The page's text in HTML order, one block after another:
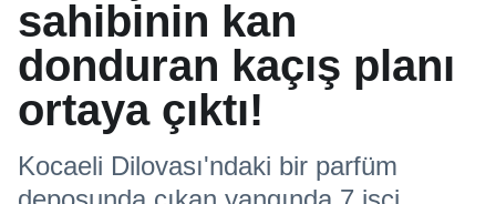
sahibinin kan
donduran kaçış planı
ortaya çıktı!
Kocaeli Dilovası'ndaki bir parfüm